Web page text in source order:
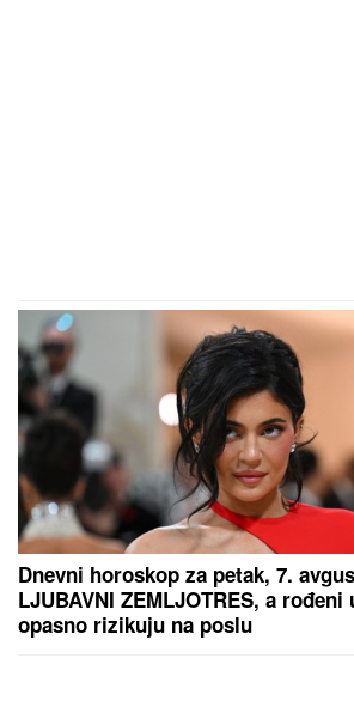
Dnevni horoskop za petak, 7.
LJUBAVNI ZEMLJOTRES, a
opasno rizikuju na poslu